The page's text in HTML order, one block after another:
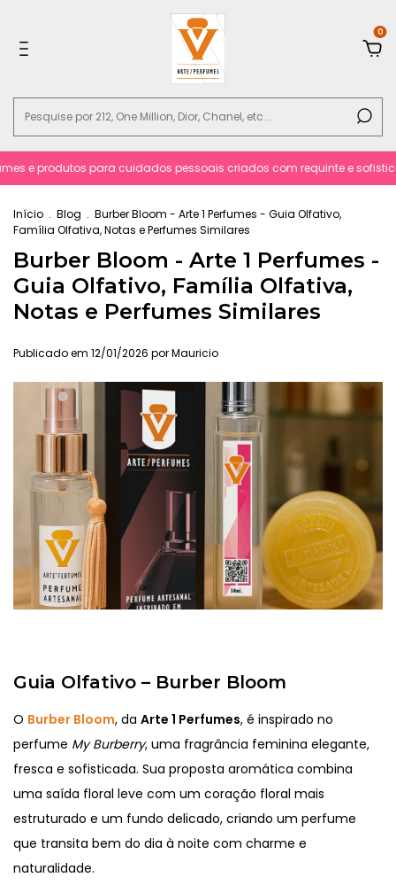
0
e produtos para cuidados pessoais criados com requinte e
Início . Blog . Burber Bloom - Arte 1 Perfumes - Guia Olfativo,
Família Olfativa, Notas e Perfumes Similares
Burber Bloom - Arte 1 Perfumes -
Guia Olfativo, Família Olfativa,
Notas e Perfumes Similares
Publicado em 12/01/2026 por Mauricio
Guia Olfativo – Burber Bloom
O Burber Bloom, da Arte 1 Perfumes, é inspirado no
perfume My Burberry, uma fragrância feminina elegante,
fresca e sofisticada. Sua proposta aromática combina
uma saída floral leve com um coração floral mais
estruturado e um fundo delicado, criando um perfume
que transita bem do dia à noite com charme e
naturalidade.